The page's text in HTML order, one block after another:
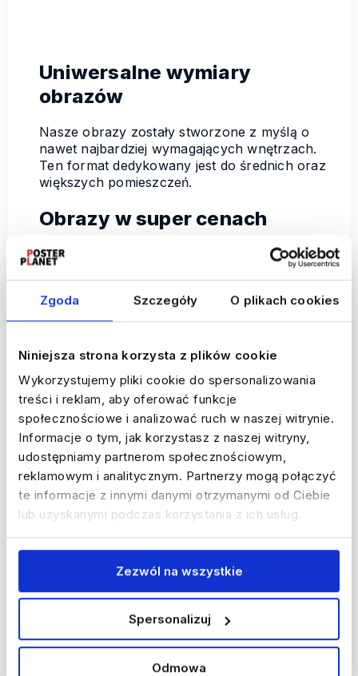
Zgoda Szczegóły O plikach cookies
Niniejsza strona korzysta z plików cookie
Wykorzystujemy pliki cookie do spersonalizowania
treści i reklam, aby oferować funkcje
społecznościowe i analizować ruch w naszej witrynie.
Informacje o tym, jak korzystasz z naszej witryny,
udostępniamy partnerom społecznościowym,
reklamowym i analitycznym. Partnerzy mogą połączyć
te informacje z innymi danymi otrzymanymi od Ciebie
lub uzyskanymi podczas korzystania z ich usług.
Zezwól na wszystkie
Spersonalizuj
Odmowa
Uniwersalne wymiary
obrazów
Nasze obrazy zostały stworzone z myślą o
nawet najbardziej wymagających wnętrzach.
Ten format dedykowany jest do średnich oraz
większych pomieszczeń.
Obrazy w super cenach
Przekonaj się jak
można
odmienić swoje mieszkanie. Odkryj razem z
zainspirować do zmiany.